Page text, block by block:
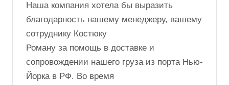
Наша компания хотела бы выразить
благодарность нашему менеджеру, вашему
сотруднику Костюку
Роману за помощь в доставке и
сопровождении нашего груза из порта Нью-
Йорка в РФ. Во время